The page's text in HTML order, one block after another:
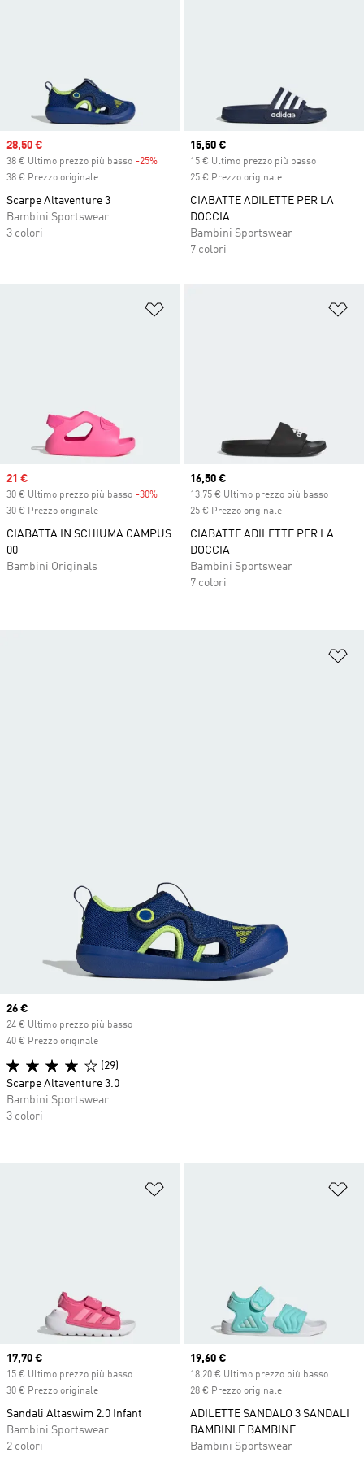
Sale price
28,50 €
38 € Ultimo prezzo più basso -25% Discount
38 € Prezzo originale
Scarpe Altaventure 3
Bambini Sportswear
3 colori
Current price
15,50 €
15 € Ultimo prezzo più basso
25 € Prezzo originale
CIABATTE ADILETTE PER LA
DOCCIA
Bambini Sportswear
7 colori
Aggiungi alla lista dei desideri
Sale price
21 €
30 € Ultimo prezzo più basso -30% Discount
30 € Prezzo originale
CIABATTA IN SCHIUMA CAMPUS
00
Bambini Originals
Current price
16,50 €
13,75 € Ultimo prezzo più basso
25 € Prezzo originale
CIABATTE ADILETTE PER LA
DOCCIA
Bambini Sportswear
7 colori
Aggiungi alla lista dei desideri
Current price
17,70 €
15 € Ultimo prezzo più basso
30 € Prezzo originale
Sandali Altaswim 2.0 Infant
Bambini Sportswear
2 colori
Current price
19,60 €
18,20 € Ultimo prezzo più basso
28 € Prezzo originale
ADILETTE SANDALO 3 SANDALI
BAMBINI E BAMBINE
Bambini Sportswear
Current price
26 €
24 € Ultimo prezzo più basso
40 € Prezzo originale
(29)
Scarpe Altaventure 3.0
Bambini Sportswear
3 colori